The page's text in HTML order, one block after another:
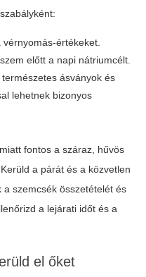
értékeket.
előtt a napi nátriumcélt.
ásványok és
lehetnek bizonyos
fontos a száraz, hűvös
a párát és a közvetlen
szemcsék összetételét és
a lejárati időt és a
el őket